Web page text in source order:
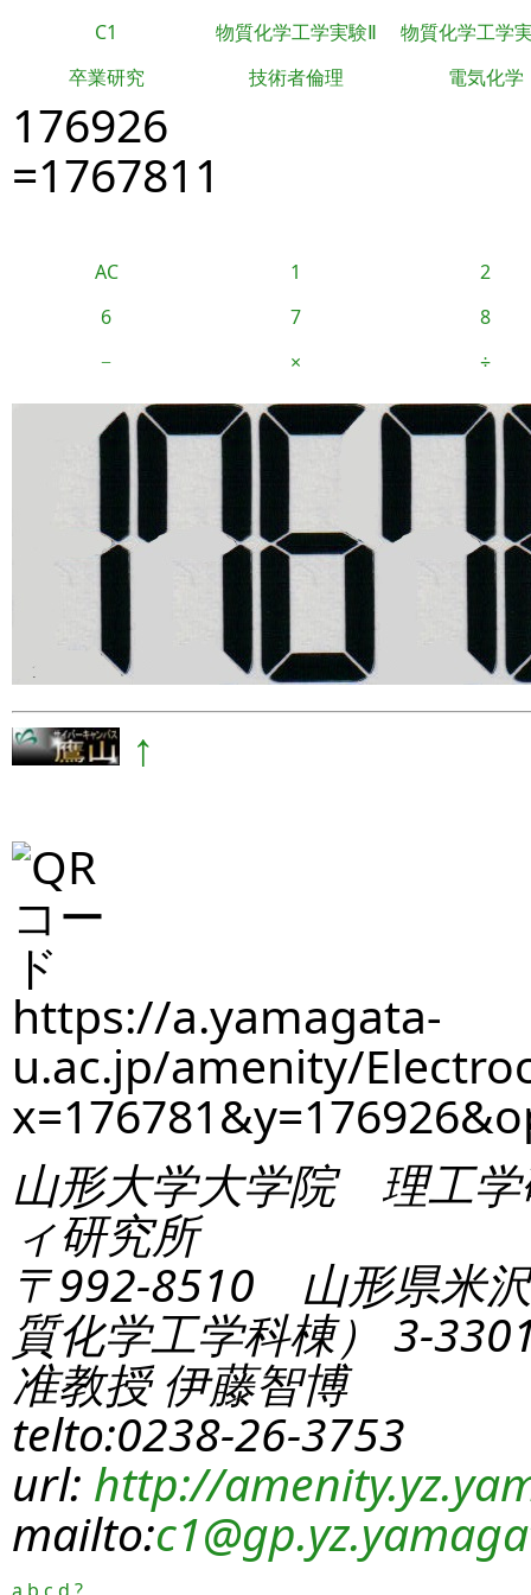
C1 物質化学工学実験Ⅱ
物質化学工学
卒業研究
技術者倫理 電気化学
176926
=1767811
AC 1
2
6
7
8
−
× ÷
↑
https://a.yamagata-
u.ac.jp/amenity/
山形大学大学院 理工学
ィ研究所
〒992-8510 山形県米
質化学工学科棟） 3-
准教授 伊藤智博
telto:0238-26-3753
url: http://
mailto:c1